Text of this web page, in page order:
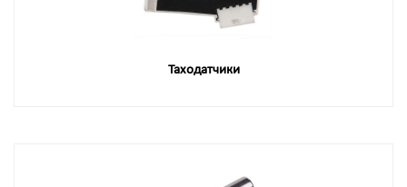
Таходатчики